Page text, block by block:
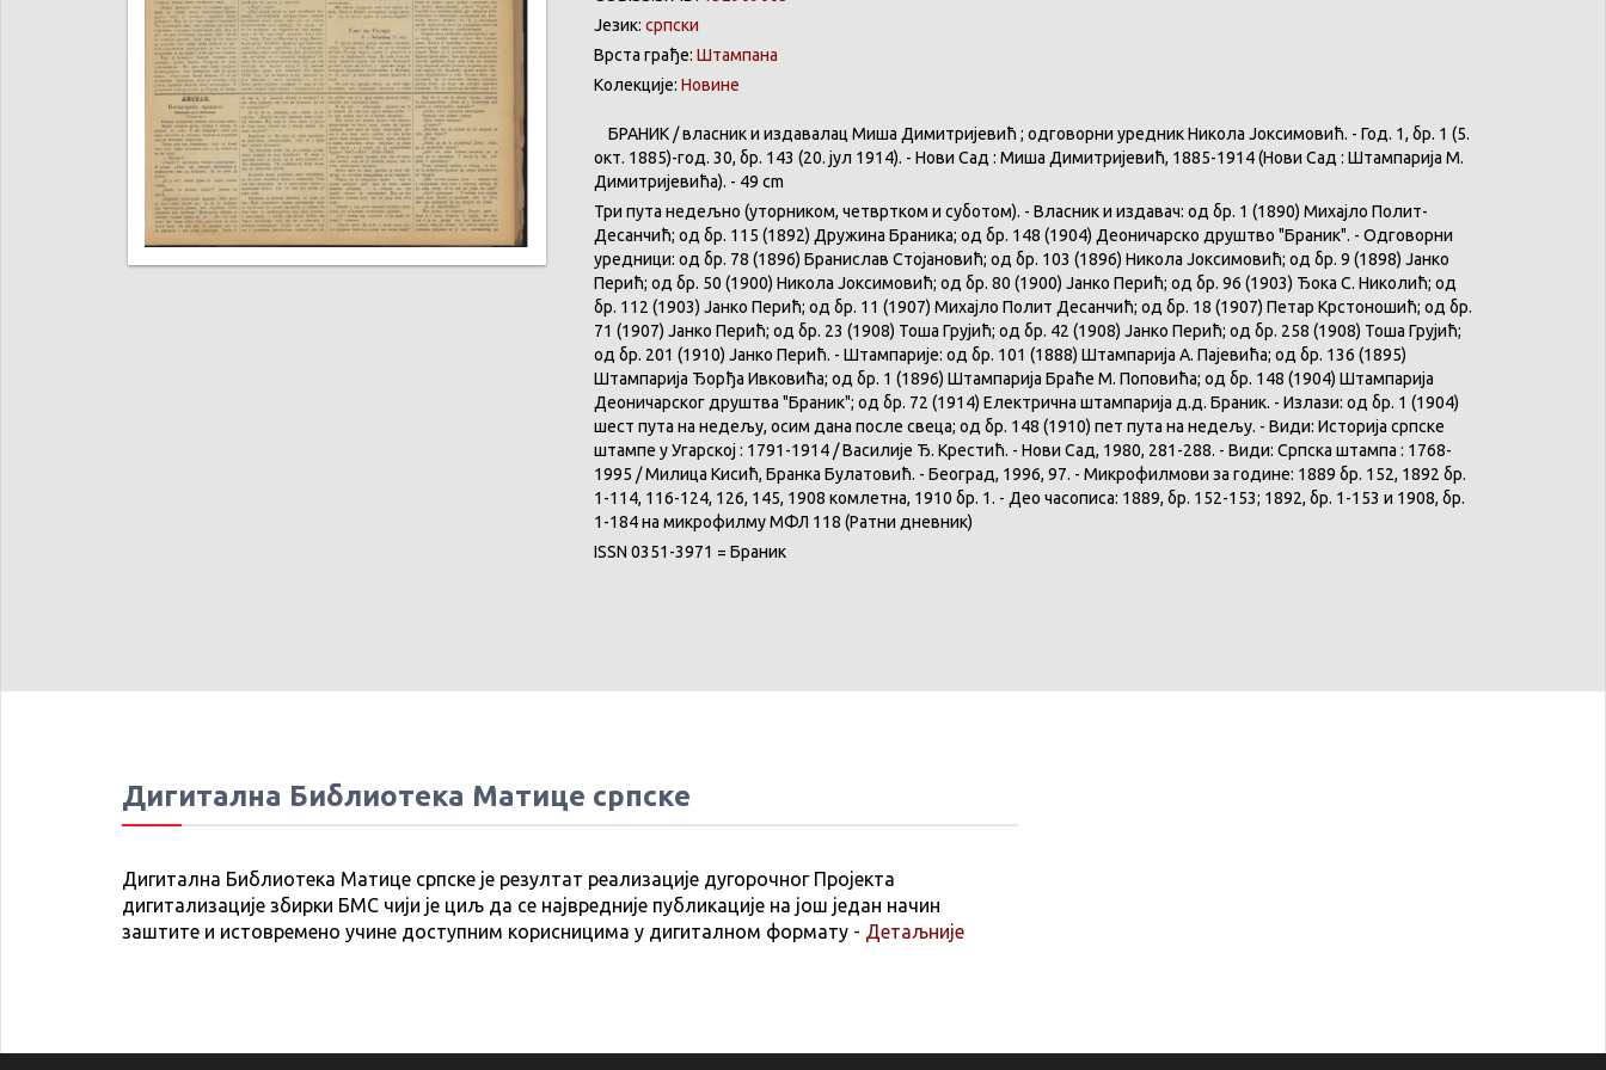
Језик: српски
Врста грађе: Штампана
Колекције: Новине
БРАНИК / власник и издавалац Миша Димитријевић ; одговорни уредник Никола Јоксимовић. - Год. 1, бр. 1 (5.
окт. 1885)-год. 30, бр. 143 (20. јул 1914). - Нови Сад : Миша Димитријевић, 1885-1914 (Нови Сад : Штампарија М.
Димитријевића). - 49 cm
Три пута недељно (уторником, четвртком и суботом). - Власник и издавач: од бр. 1 (1890) Михајло Полит-
Десанчић; од бр. 115 (1892) Дружина Браника; од бр. 148 (1904) Деоничарско друштво "Браник". - Одговорни
уредници: од бр. 78 (1896) Бранислав Стојановић; од бр. 103 (1896) Никола Јоксимовић; од бр. 9 (1898) Јанко
Перић; од бр. 50 (1900) Никола Јоксимовић; од бр. 80 (1900) Јанко Перић; од бр. 96 (1903) Ђока С. Николић; од
бр. 112 (1903) Јанко Перић; од бр. 11 (1907) Михајло Полит Десанчић; од бр. 18 (1907) Петар Крстоношић; од бр.
71 (1907) Јанко Перић; од бр. 23 (1908) Тоша Грујић; од бр. 42 (1908) Јанко Перић; од бр. 258 (1908) Тоша Грујић;
од бр. 201 (1910) Јанко Перић. - Штампарије: од бр. 101 (1888) Штампарија А. Пајевића; од бр. 136 (1895)
Штампарија Ђорђа Ивковића; од бр. 1 (1896) Штампарија Браће М. Поповића; од бр. 148 (1904) Штампарија
Деоничарског друштва "Браник"; од бр. 72 (1914) Електрична штампарија д.д. Браник. - Излази: од бр. 1 (1904)
шест пута на недељу, осим дана после свеца; од бр. 148 (1910) пет пута на недељу. - Види: Историја српске
штампе у Угарској : 1791-1914 / Василије Ђ. Крестић. - Нови Сад, 1980, 281-288. - Види: Српска штампа : 1768-
1995 / Милица Кисић, Бранка Булатовић. - Београд, 1996, 97. - Микрофилмови за године: 1889 бр. 152, 1892 бр.
1-114, 116-124, 126, 145, 1908 комлетна, 1910 бр. 1. - Део часописа: 1889, бр. 152-153; 1892, бр. 1-153 и 1908, бр.
1-184 на микрофилму МФЛ 118 (Ратни дневник)
ISSN 0351-3971 = Браник
Дигитална Библиотека Матице српске
Дигитална Библиотека Матице српске је резултат реализације дугорочног Пројекта
дигитализације збирки БМС чији је циљ да се највредније публикације на још један начин
заштите и истовремено учине доступним корисницима у дигиталном формату - Детаљније